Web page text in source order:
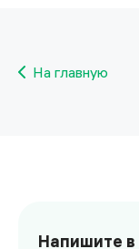
На главную
Напишите